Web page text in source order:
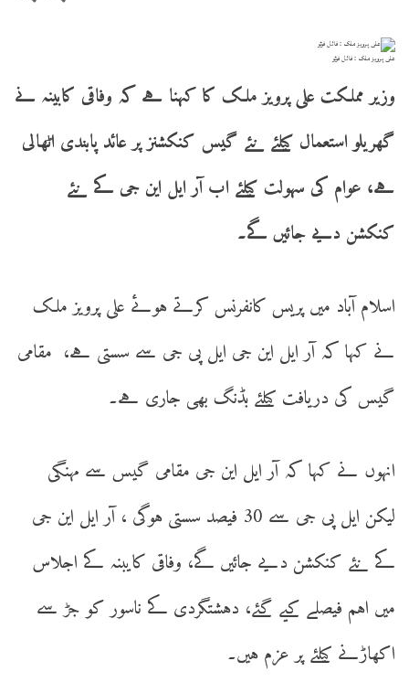
علی پرویز ملک : فائل فوٹو
وزیر مملکت علی پرویز ملک کا کہنا ہے کہ وفاقی کابینہ نے
گھریلو استعمال کیلئے نئے گیس کنکشنز پر عائد پابندی اٹھالی
ہے، عوام کی سہولت کیلئے اب آر ایل این جی کے نئے
کنکشن دیے جائیں گے۔
اسلام آباد میں پریس کانفرنس کرتے ہوئے علی پرویز ملک
نے کہا کہ آر ایل این جی ایل پی جی سے سستی ہے، مقامی
گیس کی دریافت کیلئے بڈنگ بھی جاری ہے۔
انہوں نے کہا کہ آر ایل این جی مقامی گیس سے مہنگی
لیکن ایل پی جی سے 30 فیصد سستی ہوگی ، آر ایل این جی
کے نئے کنکشن دیے جائیں گے، وفاقی کایبنہ کے اجلاس
میں اہم فیصلے کیے گئے، دہشتگردی کے ناسور کو جڑ سے
اکھاڑنے کیلئے پر عزم ہیں۔